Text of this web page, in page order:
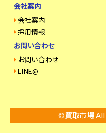
会社案内
会社案内
採用情報
お問い合わせ
お問い合わせ
LINE@
©買取市場 All